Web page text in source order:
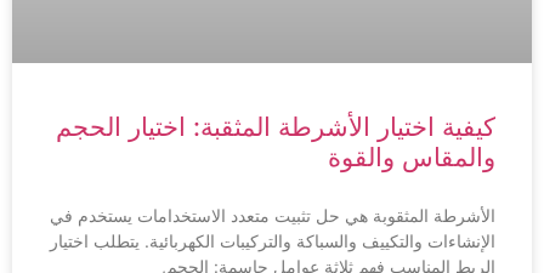
كيفية اختيار الأشرطة المثقبة: اختيار الحجم
والمقاس والقوة
الأشرطة المثقوبة هي حل تثبيت متعدد الاستخدامات يستخدم في
الإنشاءات والتكييف والسباكة والتركيبات الكهربائية. يتطلب اختيار
الربط المناسب فهم ثلاثة عوامل حاسمة: الحجم,